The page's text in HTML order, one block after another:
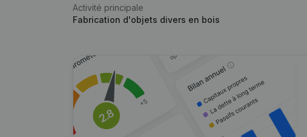
Activité principale
Fabrication d'objets divers en bois